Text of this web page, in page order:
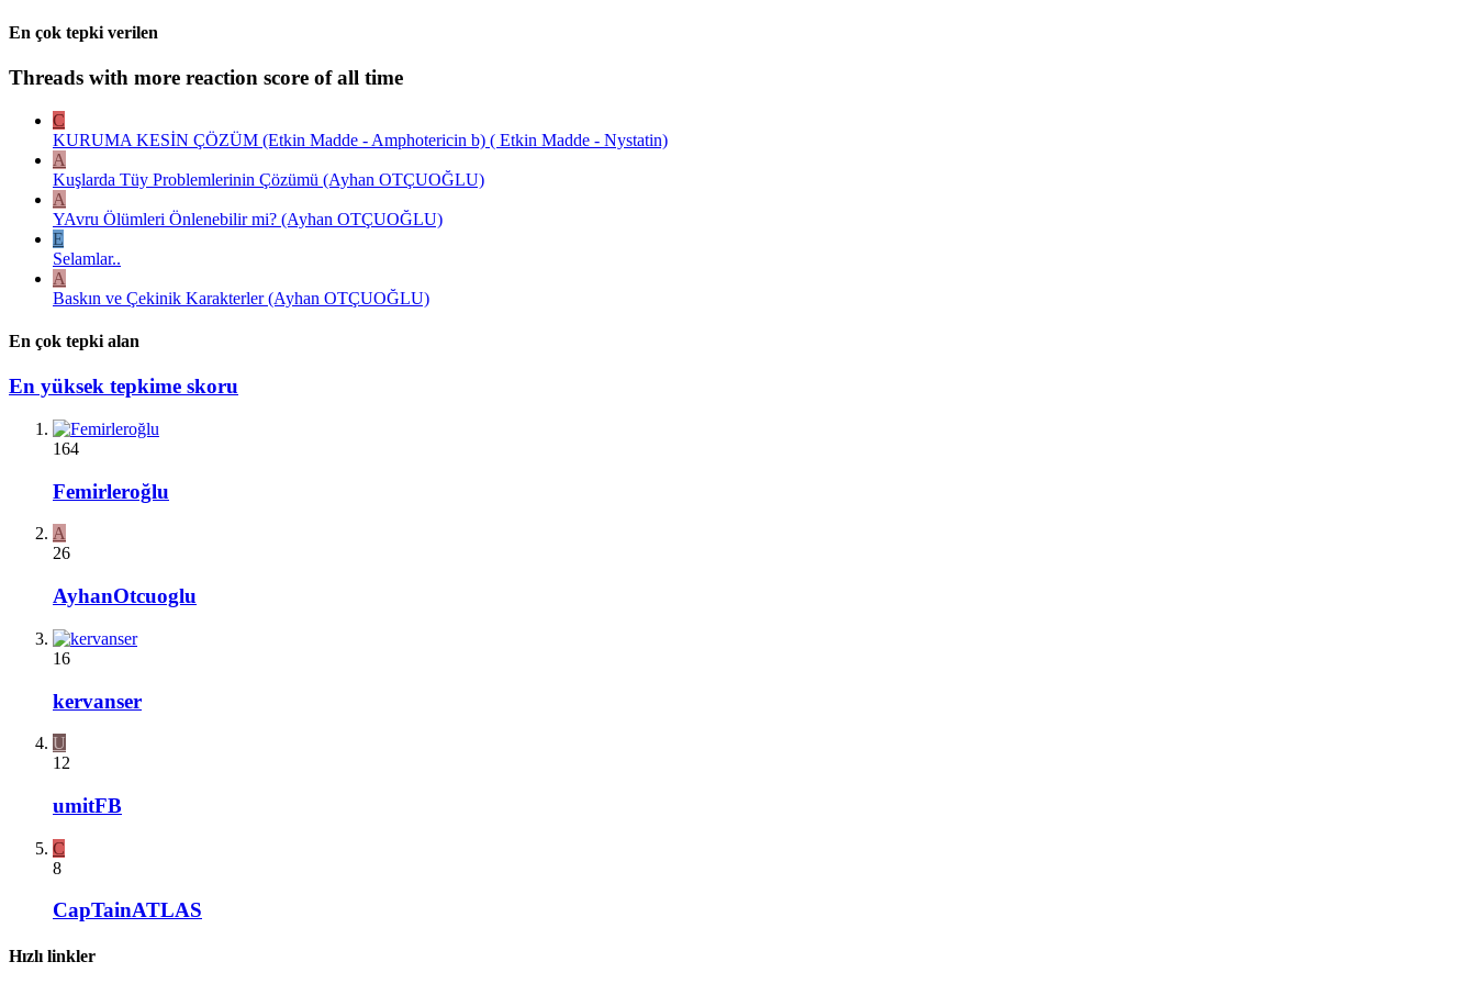
En çok tepki verilen
Threads with more reaction score of all time
C
KURUMA KESİN ÇÖZÜM (Etkin Madde - Amphotericin b) ( Etkin Madde - Nystatin)
A
Kuşlarda Tüy Problemlerinin Çözümü (Ayhan OTÇUOĞLU)
A
YAvru Ölümleri Önlenebilir mi? (Ayhan OTÇUOĞLU)
E
Selamlar..
A
Baskın ve Çekinik Karakterler (Ayhan OTÇUOĞLU)
En çok tepki alan
En yüksek tepkime skoru
164
Femirleroğlu
A
26
AyhanOtcuoglu
16
kervanser
U
12
umitFB
C
8
CapTainATLAS
Hızlı linkler